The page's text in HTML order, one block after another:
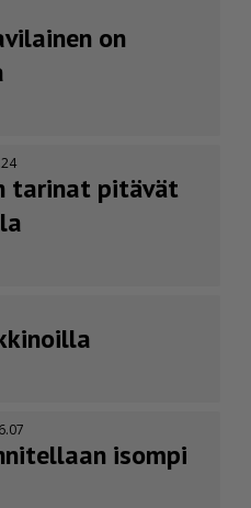
on
tarinat pitävät
isompi